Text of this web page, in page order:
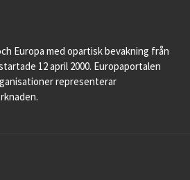
Europa med opartisk bevakning från
12 april 2000. Europaportalen
representerar